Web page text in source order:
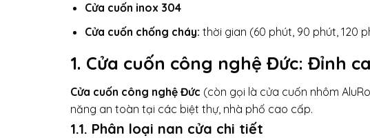
Cửa cuốn inox 304
Cửa cuốn chống cháy: thời gian (60 phút, 90 phút, 120
1. Cửa cuốn công nghệ Đức: Đỉnh
Cửa cuốn công nghệ Đức (còn gọi là cửa cuốn nhôm
năng an toàn tại các biệt thự, nhà phố cao cấp.
1.1. Phân loại nan cửa chi tiết